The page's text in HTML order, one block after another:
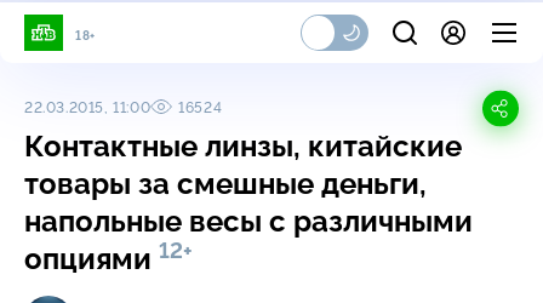
18+
22.03.2015, 11:00 16524
Контактные линзы, китайские
товары за смешные деньги,
напольные весы с различными
опциями 12+